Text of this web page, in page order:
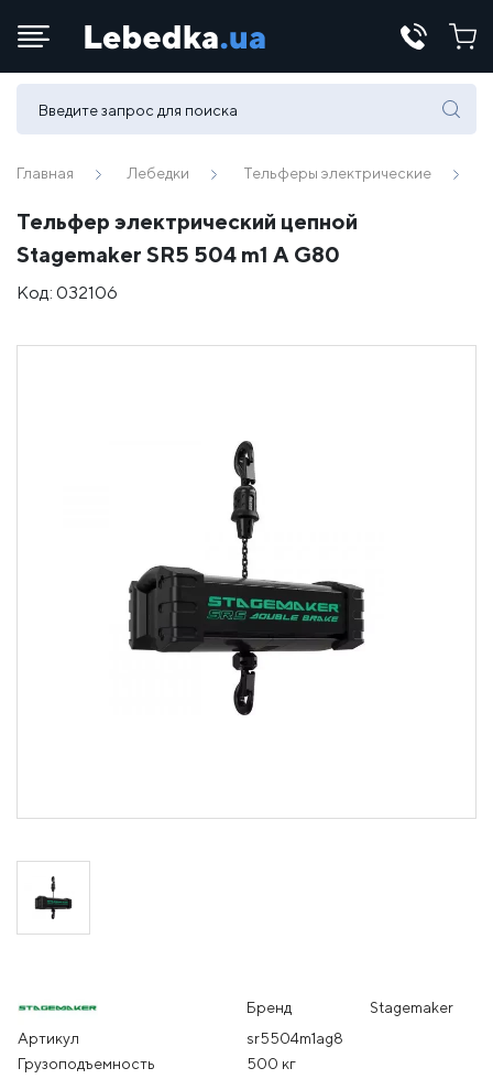
Телефоны:
(067) 430 82-15
Главная Лебедки Тельферы электрические
Тельфер электрический цепной
Stagemaker SR5 504 m1 A G80
Код: 032106
Бренд
Stagemaker
Артикул
sr5504m1ag8
Грузоподъемность
500 кг